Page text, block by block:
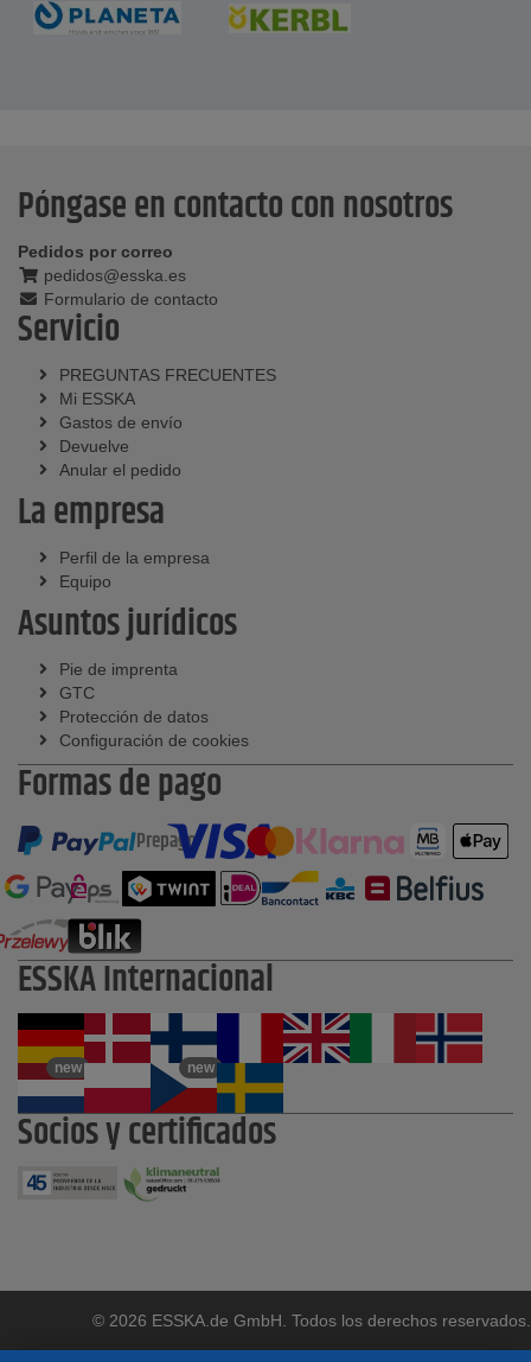
Póngase en contacto con nosotros
Pedidos por correo
pedidos@esska.es
Formulario de contacto
Servicio
PREGUNTAS FRECUENTES
Mi ESSKA
Gastos de envío
Devuelve
Anular el pedido
La empresa
Perfil de la empresa
Equipo
Asuntos jurídicos
Pie de imprenta
GTC
Protección de datos
Configuración de cookies
Formas de pago
Prepago
ESSKA Internacional
new new
Socios y certificados
© 2026 ESSKA.de GmbH. Todos los derechos reservados.